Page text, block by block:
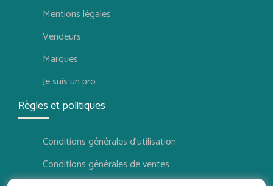
Mentions légales
Vendeurs
Marques
Je suis un pro
Règles et politiques
Conditions générales d'utilisation
Conditions générales de ventes